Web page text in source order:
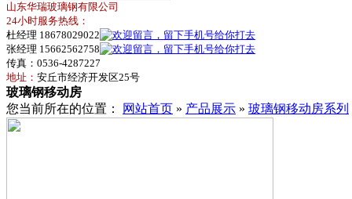
山东华瑞玻璃钢有限公司
24小时服务热线：
杜经理 18678029022
张经理 15662562758
传真：0536-4287227
地址： 安丘市经济开发区25号
玻璃钢移动房
您当前所在的位置：
网站首页 » 产品展示 » 玻璃钢移动房系列